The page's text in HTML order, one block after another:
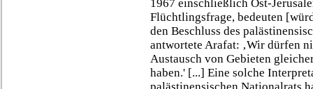
1967 einschließlich Ost-
Flüchtlingsfrage, bedeuten
den Beschluss des
antwortete Arafat: ‚Wir dürfen
Austausch von Gebieten
haben.' [...] Eine solche